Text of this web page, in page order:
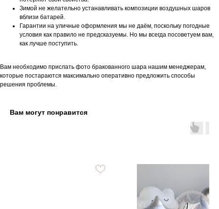
Зимой не желательно устанавливать композиции воздушных шаров
вблизи батарей.
Гарантии на уличные оформления мы не даём, поскольку погодные
условия как правило не предсказуемы. Но мы всегда посоветуем вам,
как лучше поступить.
Вам необходимо прислать фото бракованного шара нашим менеджерам,
которые постараются максимально оперативно предложить способы
решения проблемы.
Вам могут понравится